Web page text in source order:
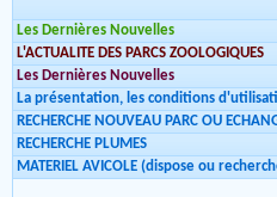
Les Dernières Nouvelles
L'ACTUALITE DES PARCS ZOOLOGIQUES
Les Dernières Nouvelles
La présentation, les conditions
RECHERCHE NOUVEAU PARC OU
RECHERCHE PLUMES
MATERIEL AVICOLE (dispose ou